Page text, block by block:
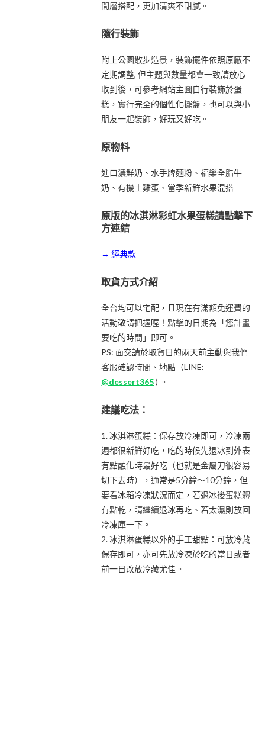
間層搭配，更加清爽不甜膩。
隨行裝飾
附上公園散步造景，裝飾擺件依照原廠不
定期調整, 但主題與數量都會一致請放心
收到後，可參考網站主圖自行裝飾於蛋
糕，實行完全的個性化擺盤，也可以與小
朋友一起裝飾，好玩又好吃。
原物料
進口濃鮮奶、水手牌麵粉、福樂全脂牛
奶、有機土雞蛋、當季新鮮水果混搭
原版的冰淇淋彩虹水果蛋糕請點擊下
方連結
→ 經典款
取貨方式介紹
全台均可以宅配，且現在有滿額免運費的
活動敬請把握喔！點擊的日期為「您計畫
要吃的時間」即可。
PS: 面交請於取貨日的兩天前主動與我們
客服確認時間、地點（LINE:
@dessert365) 。
建議吃法：
1. 冰淇淋蛋糕：保存放冷凍即可，冷凍兩
週都很新鮮好吃，吃的時候先退冰到外表
有點融化時最好吃（也就是金屬刀很容易
切下去時），通常是5分鐘～10分鐘，但
要看冰箱冷凍狀況而定，若退冰後蛋糕體
有點乾，請繼續退冰再吃、若太濕則放回
冷凍庫一下。
2. 冰淇淋蛋糕以外的手工甜點：可放冷藏
保存即可，亦可先放冷凍於吃的當日或者
前一日改放冷藏尤佳。